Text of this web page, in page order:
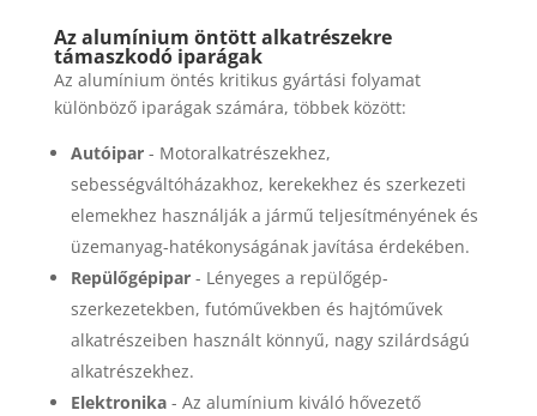
Az alumínium öntött alkatrészekre
támaszkodó iparágak
Az alumínium öntés kritikus gyártási folyamat
különböző iparágak számára, többek között:
Autóipar- Motoralkatrészekhez,
sebességváltóházakhoz, kerekekhez és szerkezeti
elemekhez használják a jármű teljesítményének és
üzemanyag-hatékonyságának javítása érdekében.
Repülőgépipar- Lényeges a repülőgép-
szerkezetekben, futóművekben és hajtóművek
alkatrészeiben használt könnyű, nagy szilárdságú
alkatrészekhez.
Elektronika- Az alumínium kiváló hővezető